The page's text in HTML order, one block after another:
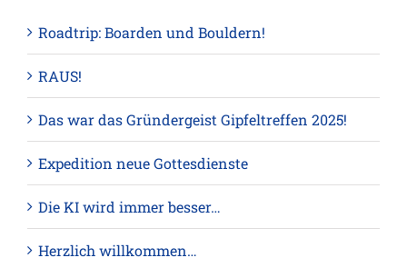
Roadtrip: Boarden und Bouldern!
RAUS!
Das war das Gründergeist Gipfeltreffen 2025!
Expedition neue Gottesdienste
Die KI wird immer besser…
Herzlich willkommen…